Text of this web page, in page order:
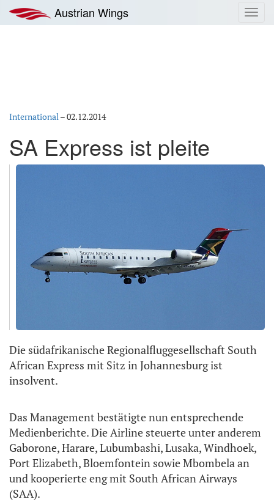
Inhalt
springen
Austrian Wings
International–02.12.2014
SA Express ist pleite
Die südafrikanische Regionalfluggesellschaft South
African Express mit Sitz in Johannesburg ist
insolvent.
Das Management bestätigte nun entsprechende
Medienberichte. Die Airline steuerte unter anderem
Gaborone, Harare, Lubumbashi, Lusaka, Windhoek,
Port Elizabeth, Bloemfontein sowie Mbombela an
und kooperierte eng mit South African Airways
(SAA).